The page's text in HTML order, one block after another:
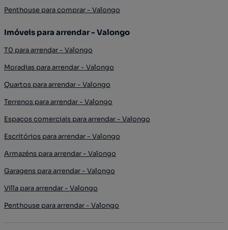
Penthouse para comprar - Valongo
Imóveis para arrendar - Valongo
T0 para arrendar - Valongo
Moradias para arrendar - Valongo
Quartos para arrendar - Valongo
Terrenos para arrendar - Valongo
Espaços comerciais para arrendar - Valongo
Escritórios para arrendar - Valongo
Armazéns para arrendar - Valongo
Garagens para arrendar - Valongo
Villa para arrendar - Valongo
Penthouse para arrendar - Valongo